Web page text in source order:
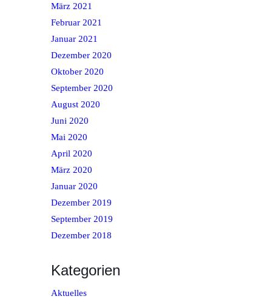
März 2021
Februar 2021
Januar 2021
Dezember 2020
Oktober 2020
September 2020
August 2020
Juni 2020
Mai 2020
April 2020
März 2020
Januar 2020
Dezember 2019
September 2019
Dezember 2018
Kategorien
Aktuelles